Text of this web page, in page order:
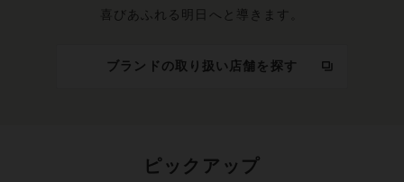
喜びあふれる明日へと導きます。
ブランドの取り扱い店舗を探す
ピックアップ